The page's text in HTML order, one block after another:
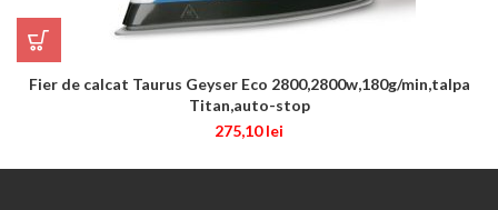
Fier de calcat Taurus Geyser Eco 2800,2800w,180g/min,talpa
Titan,auto-stop
275,10lei